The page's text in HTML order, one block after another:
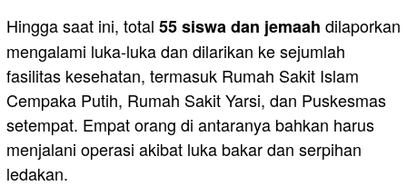
Hingga saat ini, total 55 siswa dan jemaah dilaporkan
mengalami luka-luka dan dilarikan ke sejumlah
fasilitas kesehatan, termasuk Rumah Sakit Islam
Cempaka Putih, Rumah Sakit Yarsi, dan Puskesmas
setempat. Empat orang di antaranya bahkan harus
menjalani operasi akibat luka bakar dan serpihan
ledakan.